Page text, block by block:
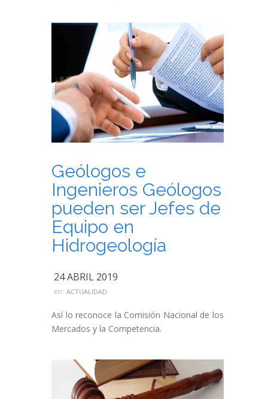
Geólogos e
Ingenieros Geólogos
pueden ser Jefes de
Equipo en
Hidrogeología
24 ABRIL 2019
en: ACTUALIDAD
Así lo reconoce la Comisión Nacional de los
Mercados y la Competencia.